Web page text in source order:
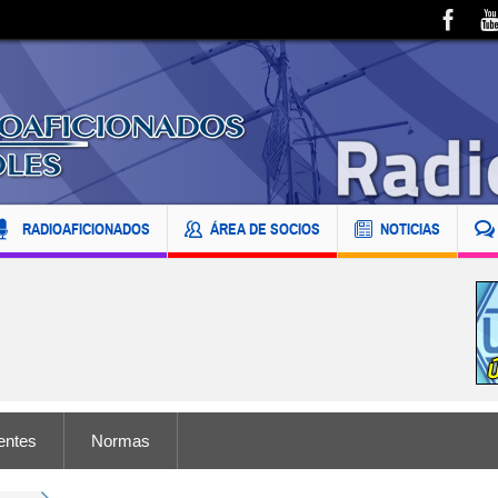
RADIOAFICIONADOS ÁREA DE SOCIOS NOTICIAS
Normas